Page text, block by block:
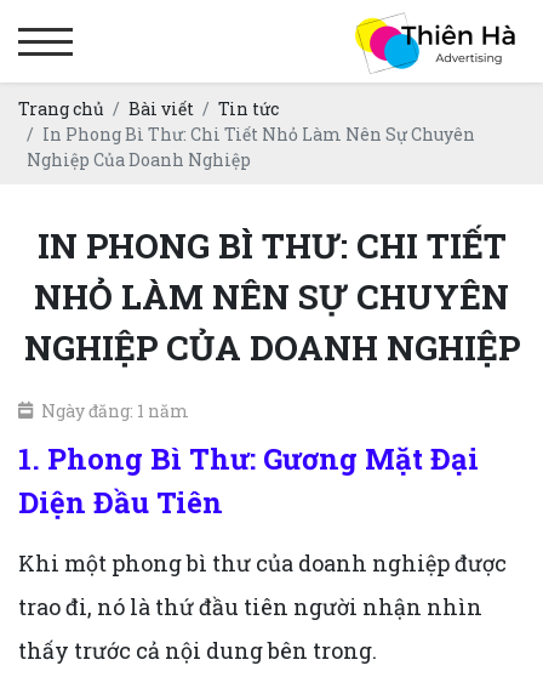
Trang chủ Bài viết
Tin tức
In Phong Bì Thư: Chi Tiết Nhỏ Làm Nên Sự Chuyên
Nghiệp Của Doanh Nghiệp
IN PHONG BÌ THƯ: CHI TIẾT
NHỎ LÀM NÊN SỰ CHUYÊN
NGHIỆP CỦA DOANH NGHIỆP
Ngày đăng: 1 năm
1. Phong Bì Thư: Gương Mặt Đại
Diện Đầu Tiên
Khi một phong bì thư của doanh nghiệp được
trao đi, nó là thứ đầu tiên người nhận nhìn
thấy trước cả nội dung bên trong.